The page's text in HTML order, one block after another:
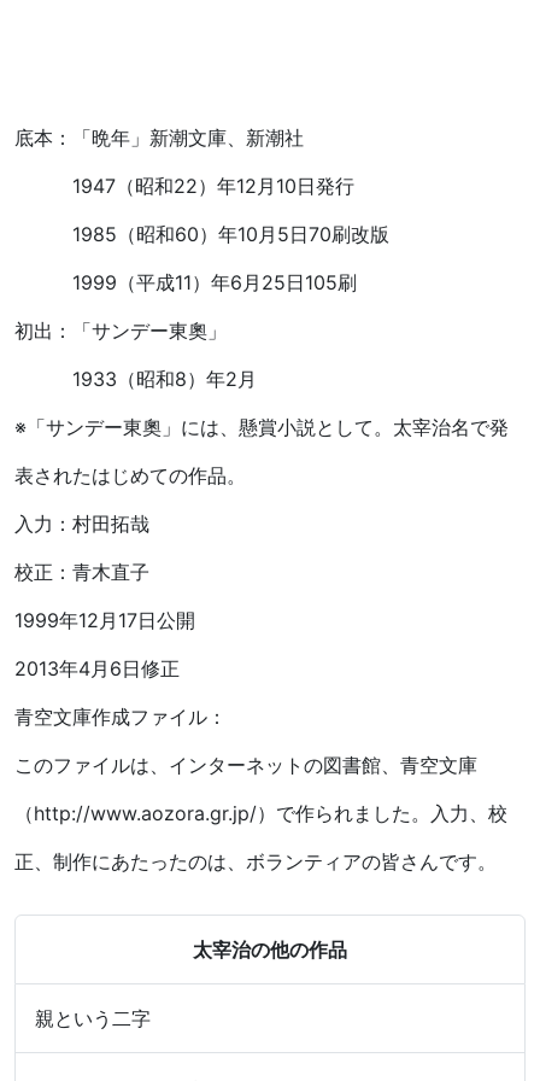
底本：「晩年」新潮文庫、新潮社
1947（昭和22）年12月10日発行
1985（昭和60）年10月5日70刷改版
1999（平成11）年6月25日105刷
初出：「サンデー東奧」
1933（昭和8）年2月
※「サンデー東奧」には、懸賞小説として。太宰治名で発
表されたはじめての作品。
入力：村田拓哉
校正：青木直子
1999年12月17日公開
2013年4月6日修正
青空文庫作成ファイル：
このファイルは、インターネットの図書館、青空文庫
（http://www.aozora.gr.jp/）で作られました。入力、校
正、制作にあたったのは、ボランティアの皆さんです。
太宰治の他の作品
親という二字